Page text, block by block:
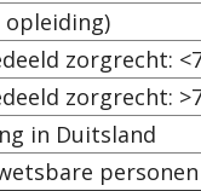
opleiding)
zorgrecht:
zorgrecht:
in Duitsland
personen